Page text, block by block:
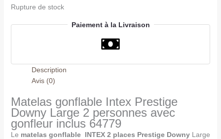
Rupture de stock
Paiement à la Livraison
Description
Avis (0)
Matelas gonflable Intex Prestige
Downy Large 2 personnes avec
gonfleur inclus 64779
Le matelas gonflable INTEX 2 places Prestige Downy Large